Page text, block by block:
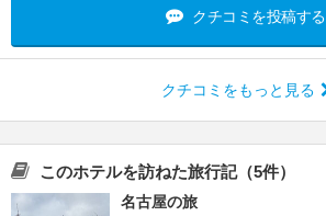
クチコミを投稿する
クチコミをもっと見る
このホテルを訪ねた旅行記（5件）
名古屋の旅